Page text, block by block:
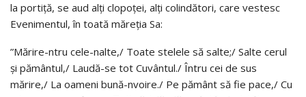
la portiţă, se aud alţi clopoţei, alţi colindători, care vestesc
Evenimentul, în toată măreţia Sa:
”Mărire-ntru cele-nalte,/ Toate stelele să salte;/ Salte cerul
şi pământul,/ Laudă-se tot Cuvântul./ Întru cei de sus
mărire,/ La oameni bună-nvoire./ Pe pământ să fie pace,/ Cu